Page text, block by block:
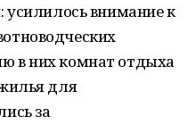
усилилось внимание к
в них комнат отдыха
для
за